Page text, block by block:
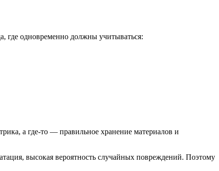
где одновременно должны учитываться:
а где-то — правильное хранение материалов и
высокая вероятность случайных повреждений. Поэтому